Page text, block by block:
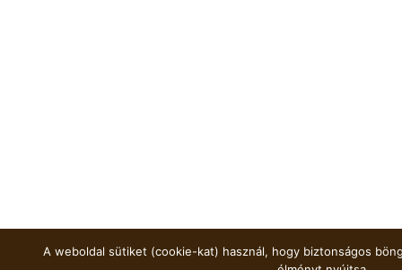
A weboldal sütiket (cookie-kat) használ, hogy biztonságos